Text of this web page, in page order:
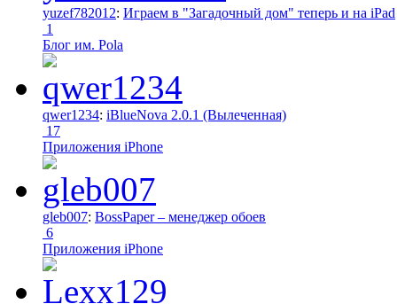
yuzef782012: Играем в "Загадочный дом" теперь и на iPad
1
Блог им. Pola
qwer1234: iBlueNova 2.0.1 (Вылеченная)
17
Приложения iPhone
gleb007: BossPaper – менеджер обоев
6
Приложения iPhone